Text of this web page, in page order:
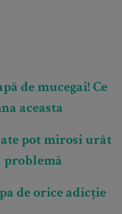
de mucegai! Ce
aceasta
pot mirosi urât
problemă
de orice adicție